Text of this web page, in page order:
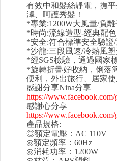
有效中和髮絲靜電，撫
澤、呵護秀髮！
*專業:1200W大風量/負
*時尚:流線造型-經典配色
*安全:符合標準安全驗證
*沙龍:三段風速/冷熱風塑
*經SGS檢驗，通過國家
*旋轉折疊好收納，俐落
便利，外出旅行、居家使
感謝分享Nina分享
https://
感謝心分享
https://
產品規格:
◎額定電壓：AC 110V
◎額定頻率：60Hz
◎消耗功率：1200W